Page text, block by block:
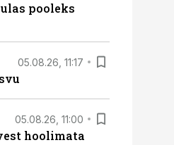
pooleks
05.08.26, 11:17
05.08.26, 11:00
hoolimata